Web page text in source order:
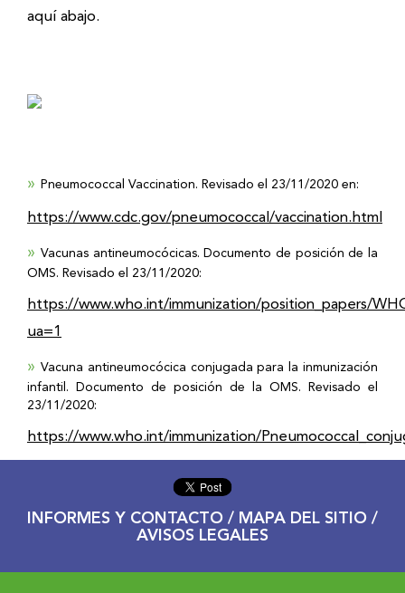
aquí abajo.
Pneumococcal Vaccination. Revisado el 23/11/2020 en:
https://www.cdc.gov/pneumococcal/vaccination.html
Vacunas antineumocócicas. Documento de posición de la
OMS. Revisado el 23/11/2020:
https://www.who.int/immunization/position_papers/
ua=1
Vacuna antineumocócica conjugada para la inmunización
infantil. Documento de posición de la OMS. Revisado el
23/11/2020:
https://www.who.int/immunization/
INFORMES Y CONTACTO / MAPA DEL SITIO /
AVISOS LEGALES